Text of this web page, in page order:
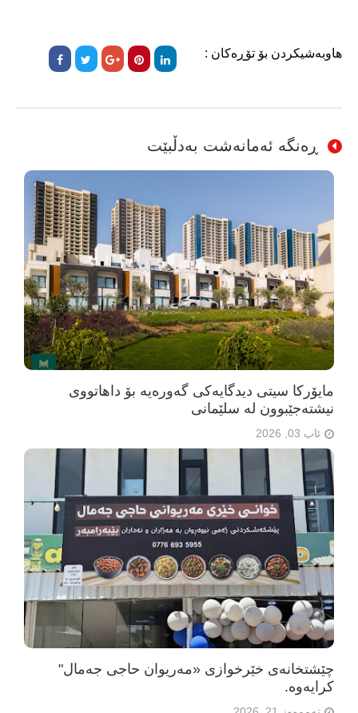
هاوبەشیکردن بۆ تۆڕەکان :
ڕەنگە ئەمانەشت بەدڵبێت
مایۆرکا سیتی دیدگایەکی گەورەیە بۆ داهاتووی
نیشتەجێبوون لە سلێمانی
ئاب 03, 2026
چێشتخانەی خێرخوازی «مەریوان حاجی جەمال"
كرایه‌وه‌.